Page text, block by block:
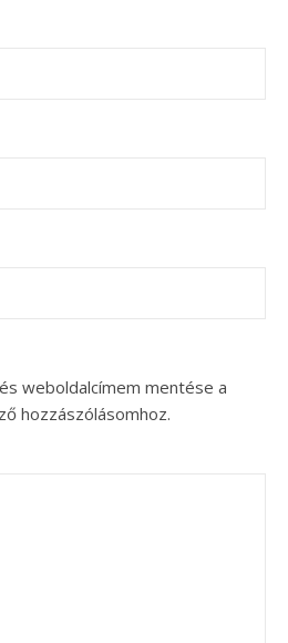
weboldalcímem mentése a
hozzászólásomhoz.